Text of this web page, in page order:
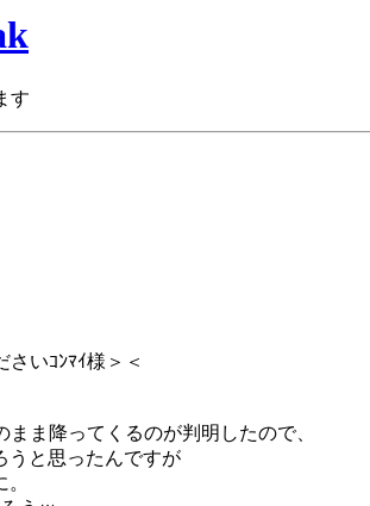
す
いｺﾝﾏｲ様＞＜
ま降ってくるのが判明したので、
うと思ったんですが